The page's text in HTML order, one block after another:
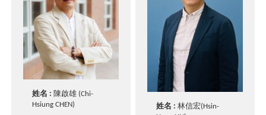
姓名 : 陳啟雄 (Chi-
Hsiung CHEN)
姓名 :林信宏(Hsin-